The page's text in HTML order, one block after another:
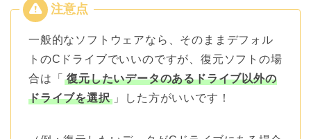
一般的なソフトウェアなら、そのままデフォル
トのCドライブでいいのですが、復元ソフトの場
合は「
復元したいデータのあるドライブ以外の
ドライブを選択
」した方がいいです！